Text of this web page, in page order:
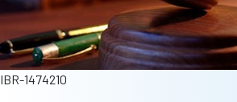
IBR-1474210